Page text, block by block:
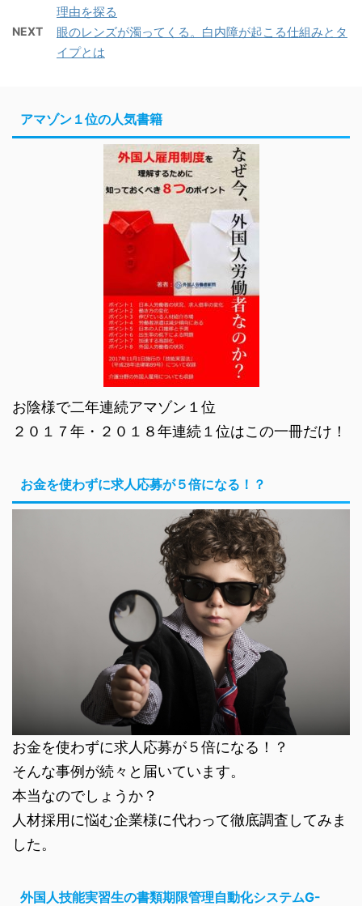
理由を探る
NEXT
眼のレンズが濁ってくる。白内障が起こる仕組みとタ
イプとは
アマゾン１位の人気書籍
お陰様で二年連続アマゾン１位
２０１７年・２０１８年連続１位はこの一冊だけ！
お金を使わずに求人応募が５倍になる！？
お金を使わずに求人応募が５倍になる！？
そんな事例が続々と届いています。
本当なのでしょうか？
人材採用に悩む企業様に代わって徹底調査してみま
した。
外国人技能実習生の書類期限管理自動化システムG-